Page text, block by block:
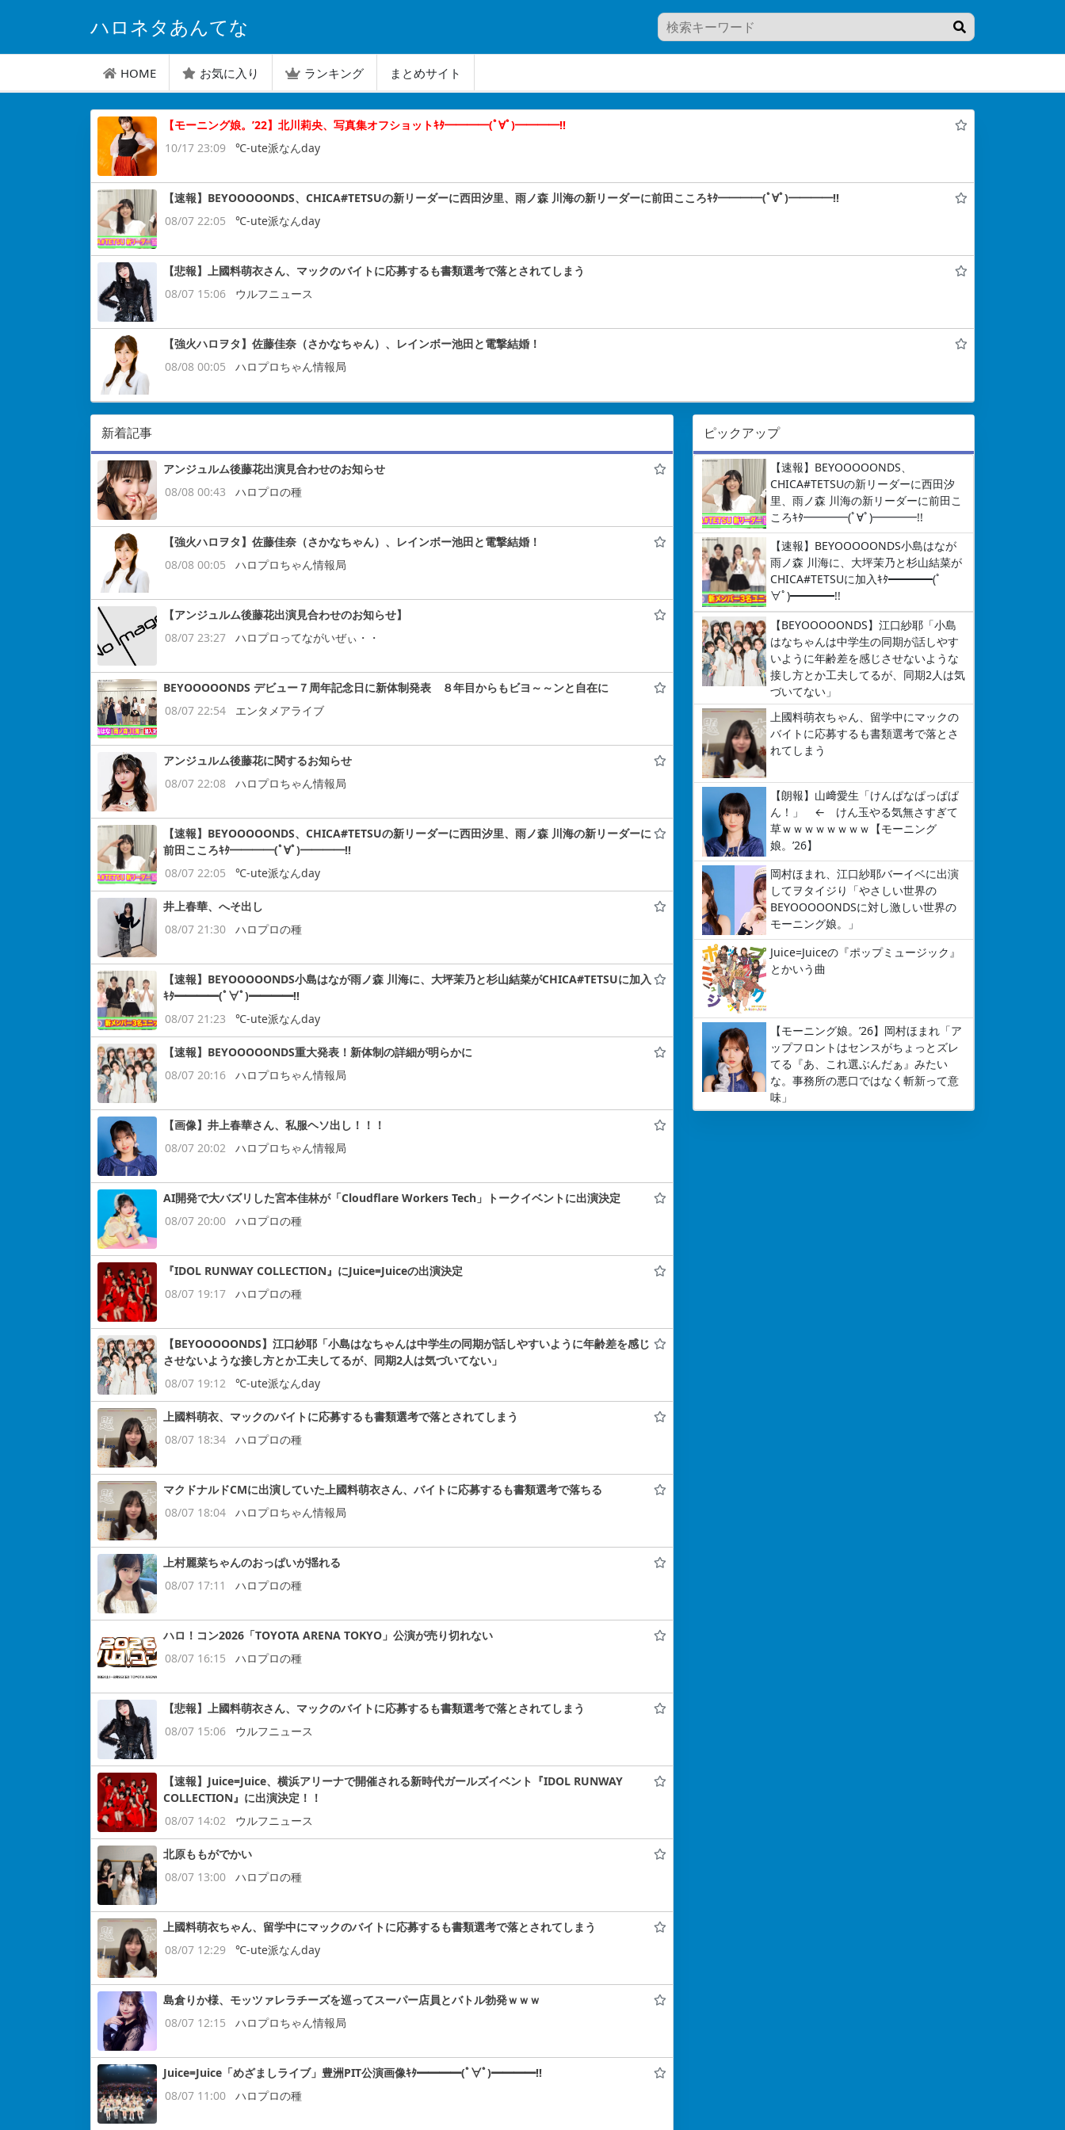
ハロネタあんてな
HOME お気に入り ランキング まとめサイト
【モーニング娘。’22】北川莉央、写真集オフショットｷﾀ━━━━(ﾟ∀ﾟ)━━━━!!
10/17 23:09
℃-ute派なんday
【速報】BEYOOOOONDS、CHICA#TETSUの新リーダーに西田汐里、雨ノ森 川海の新リーダーに前田こころｷﾀ━━━━(ﾟ∀ﾟ)━━━━!!
08/07 22:05
℃-ute派なんday
【悲報】上國料萌衣さん、マックのバイトに応募するも書類選考で落とされてしまう
08/07 15:06
ウルフニュース
【強火ハロヲタ】佐藤佳奈（さかなちゃん）、レインボー池田と電撃結婚！
08/08 00:05
ハロプロちゃん情報局
ピックアップ
【速報】BEYOOOOONDS、
CHICA#TETSUの新リーダーに西田汐
里、雨ノ森 川海の新リーダーに前田こ
ころｷﾀ━━━━(ﾟ∀ﾟ)━━━━!!
【速報】BEYOOOOONDS小島はなが
雨ノ森 川海に、大坪茉乃と杉山結菜が
CHICA#TETSUに加入ｷﾀ━━━━(ﾟ
∀ﾟ)━━━━!!
【BEYOOOOONDS】江口紗耶「小島
はなちゃんは中学生の同期が話しやす
いように年齢差を感じさせないような
接し方とか工夫してるが、同期2人は気
づいてない」
上國料萌衣ちゃん、留学中にマックの
バイトに応募するも書類選考で落とさ
れてしまう
【朗報】山﨑愛生「けんぱなぱっぱぱ
ん！」 ← けん玉やる気無さすぎて
草ｗｗｗｗｗｗｗｗ【モーニング
娘。’26】
岡村ほまれ、江口紗耶バーイベに出演
してヲタイジり「やさしい世界の
BEYOOOOONDSに対し激しい世界の
モーニング娘。」
Juice=Juiceの『ポップミュージック』
とかいう曲
【モーニング娘。’26】岡村ほまれ「ア
ップフロントはセンスがちょっとズレ
てる『あ、これ選ぶんだぁ』みたい
な。事務所の悪口ではなく斬新って意
味」
新着記事
アンジュルム後藤花出演見合わせのお知らせ
08/08 00:43
ハロプロの種
【強火ハロヲタ】佐藤佳奈（さかなちゃん）、レインボー池田と電撃結婚！
08/08 00:05
ハロプロちゃん情報局
【アンジュルム後藤花出演見合わせのお知らせ】
08/07 23:27
ハロプロってながいぜぃ・・
BEYOOOOONDS デビュー７周年記念日に新体制発表 ８年目からもビヨ～～ンと自在に
08/07 22:54
エンタメアライブ
アンジュルム後藤花に関するお知らせ
08/07 22:08
ハロプロちゃん情報局
【速報】BEYOOOOONDS、CHICA#TETSUの新リーダーに西田汐里、雨ノ森 川海の新リーダーに
前田こころｷﾀ━━━━(ﾟ∀ﾟ)━━━━!!
08/07 22:05
℃-ute派なんday
井上春華、へそ出し
08/07 21:30
ハロプロの種
【速報】BEYOOOOONDS小島はなが雨ノ森 川海に、大坪茉乃と杉山結菜がCHICA#TETSUに加入
ｷﾀ━━━━(ﾟ∀ﾟ)━━━━!!
08/07 21:23
℃-ute派なんday
【速報】BEYOOOOONDS重大発表！新体制の詳細が明らかに
08/07 20:16
ハロプロちゃん情報局
【画像】井上春華さん、私服ヘソ出し！！！
08/07 20:02
ハロプロちゃん情報局
AI開発で大バズリした宮本佳林が「Cloudflare Workers Tech」トークイベントに出演決定
08/07 20:00
ハロプロの種
『IDOL RUNWAY COLLECTION』にJuice=Juiceの出演決定
08/07 19:17
ハロプロの種
【BEYOOOOONDS】江口紗耶「小島はなちゃんは中学生の同期が話しやすいように年齢差を感じ
させないような接し方とか工夫してるが、同期2人は気づいてない」
08/07 19:12
℃-ute派なんday
上國料萌衣、マックのバイトに応募するも書類選考で落とされてしまう
08/07 18:34
ハロプロの種
マクドナルドCMに出演していた上國料萌衣さん、バイトに応募するも書類選考で落ちる
08/07 18:04
ハロプロちゃん情報局
上村麗菜ちゃんのおっぱいが揺れる
08/07 17:11
ハロプロの種
ハロ！コン2026「TOYOTA ARENA TOKYO」公演が売り切れない
08/07 16:15
ハロプロの種
【悲報】上國料萌衣さん、マックのバイトに応募するも書類選考で落とされてしまう
08/07 15:06
ウルフニュース
【速報】Juice=Juice、横浜アリーナで開催される新時代ガールズイベント『IDOL RUNWAY
COLLECTION』に出演決定！！
08/07 14:02
ウルフニュース
北原ももがでかい
08/07 13:00
ハロプロの種
上國料萌衣ちゃん、留学中にマックのバイトに応募するも書類選考で落とされてしまう
08/07 12:29
℃-ute派なんday
島倉りか様、モッツァレラチーズを巡ってスーパー店員とバトル勃発ｗｗｗ
08/07 12:15
ハロプロちゃん情報局
Juice=Juice「めざましライブ」豊洲PIT公演画像ｷﾀ━━━━(ﾟ∀ﾟ)━━━━!!
08/07 11:00
ハロプロの種